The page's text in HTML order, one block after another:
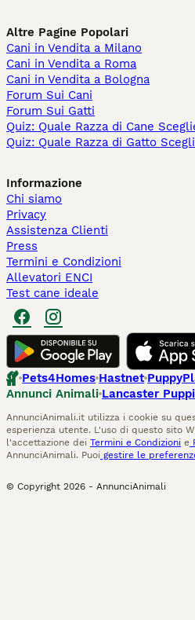
Altre Pagine Popolari
Cani in Vendita a Milano
Cani in Vendita a Roma
Cani in Vendita a Bologna
Forum Sui Cani
Forum Sui Gatti
Quiz: Quale Razza di Cane
Quiz: Quale Razza di Gatto
Informazione
Chi siamo
Privacy
Assistenza Clienti
Press
Termini e Condizioni
Allevatori ENCI
Test cane ideale
Pets4Homes Hastnet
Annunci Animali Lancaster
AnnunciAnimali.it utilizza i cookie su
esperienza utente. L'uso di questo sito
l'accettazione dei Termini e Condizioni e
AnnunciAnimali. Puoi gestire le
© Copyright 2026 - AnnunciAnimali